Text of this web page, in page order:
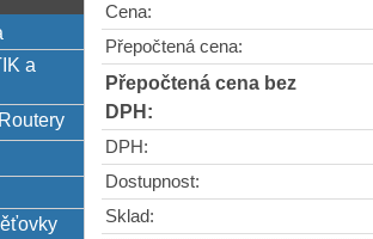
Cena:
Přepočtená cena:
Přepočtená cena bez
DPH:
DPH:
Dostupnost:
Sklad:
a